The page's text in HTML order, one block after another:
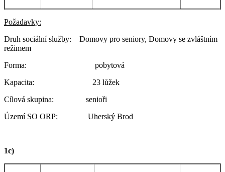
Požadavky:
Druh sociální služby: Domovy pro seniory, Domovy se zvláštním
režimem
Forma: pobytová
Kapacita: 23 lůžek
Cílová skupina: senioři
Území SO ORP: Uherský Brod
1c)